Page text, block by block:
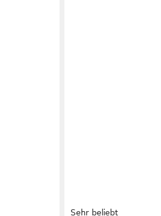
Sehr beliebt